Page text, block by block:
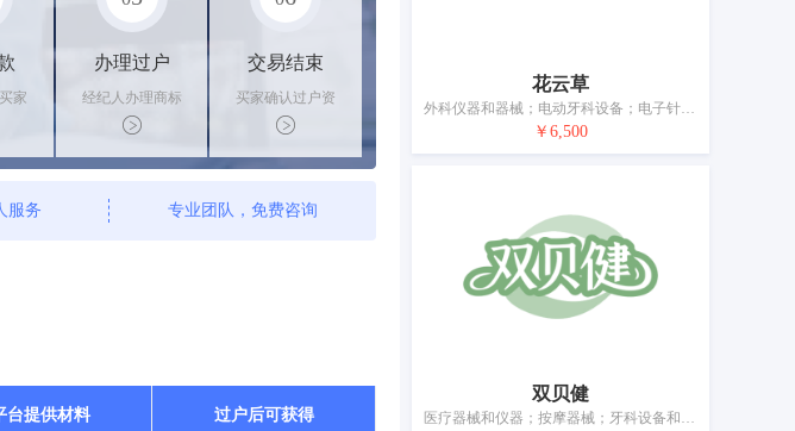
家
家
办理过户
经纪人办理商标
转让手续，交付
相关证书
交易结束
买家确认过户资
料后，平台解冻
资金支付卖家
服务 专业团队，免费咨询
台提供材料 过户后可获得
花云草
外科仪器和器械；电动牙科设备；电子针灸仪；助听器；婴儿安抚奶嘴用带链夹；避孕套；假肢；下腹托带；拐杖；缝合材料
￥6,500
双贝健
医疗器械和仪器；按摩器械；牙科设备和仪器；理疗设备；医用冷敷贴；口罩；奶瓶；避孕套；人造外科移植物；矫形用物品